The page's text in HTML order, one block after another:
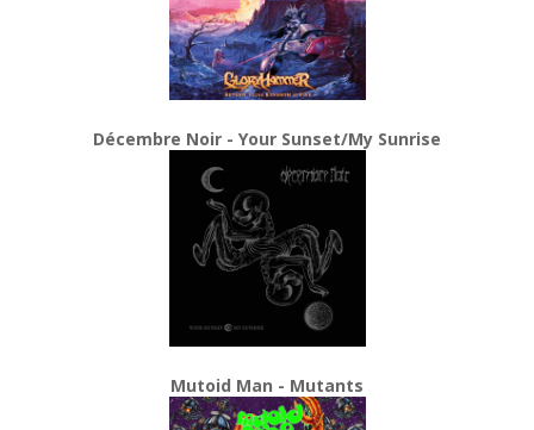
Décembre Noir - Your Sunset/My Sunrise
Mutoid Man - Mutants